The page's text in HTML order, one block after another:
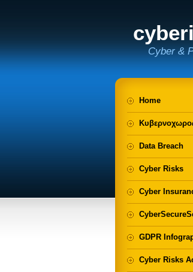
Cyber &
Home
Data Breach
Cyber Risks
Cyber
GDPR
Cyber Risks